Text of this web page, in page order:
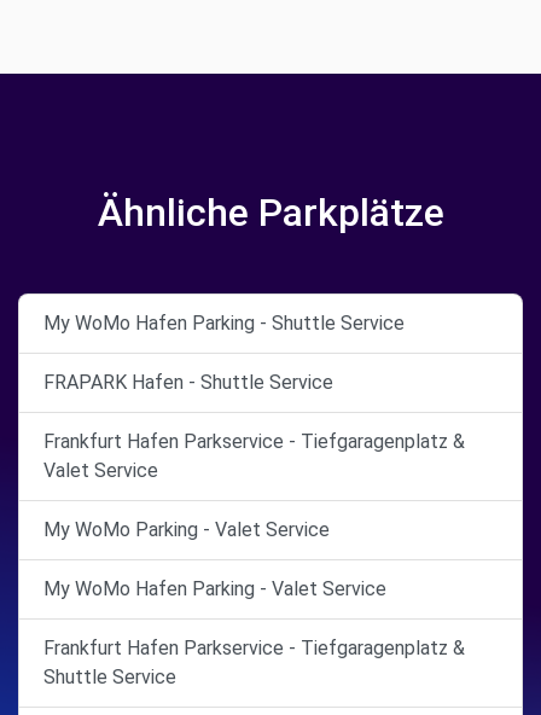
Ähnliche Parkplätze
My WoMo Hafen Parking - Shuttle Service
FRAPARK Hafen - Shuttle Service
Frankfurt Hafen Parkservice - Tiefgaragenplatz &
Valet Service
My WoMo Parking - Valet Service
My WoMo Hafen Parking - Valet Service
Frankfurt Hafen Parkservice - Tiefgaragenplatz &
Shuttle Service